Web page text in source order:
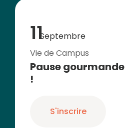
11Septembre
Vie de Campus
Pause
!
S'inscrire